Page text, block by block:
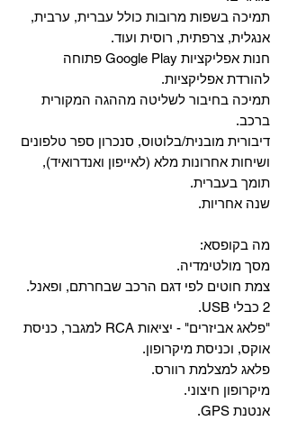
תמיכה בשפות מרובות כולל עברית, ערבית,
אנגלית, צרפתית, רוסית ועוד.
‏חנות אפליקציות Google Play פתוחה
להורדת אפליקציות.
‏תמיכה בחיבור לשליטה מההגה המקורית
ברכב.
‏דיבורית מובנית/בלוטוס, ‏סנכרון ספר טלפונים
ושיחות אחרונות מלא (לאייפון ואנדרואיד),
תומך בעברית.
שנה אחריות.
מה בקופסא:
מסך מולטימדיה.
צמת חוטים לפי דגם הרכב שבחרתם, ופאנל.
2 כבלי USB.
"פלאג אביזרים" - יציאות RCA למגבר, כניסת
אוקס, וכניסת מיקרופון.
פלאג למצלמת רוורס.
מיקרופון חיצוני.
אנטנת GPS.